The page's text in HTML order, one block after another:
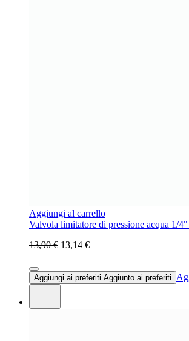
Aggiungi al carrello
Valvola limitatore di pressione acqua 1/
13,90 € 13,14 €
Aggiungi ai preferiti Aggiunto ai preferiti